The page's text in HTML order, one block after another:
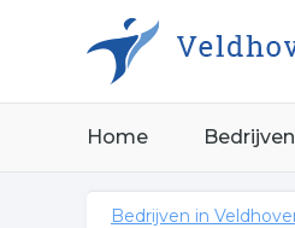
Home Bedrijven
Bedrijven in